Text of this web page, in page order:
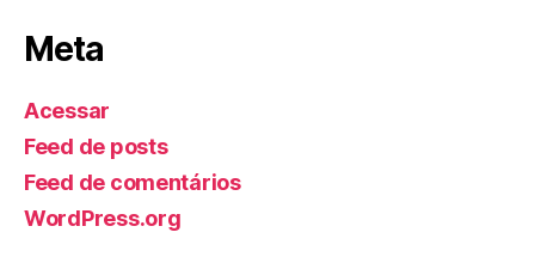
Meta
Acessar
Feed de posts
Feed de comentários
WordPress.org